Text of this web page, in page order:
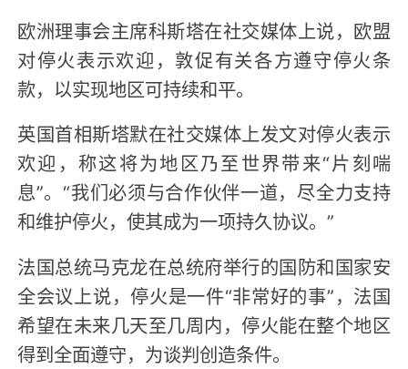
欧洲理事会主席科斯塔在社交媒体上说，欧盟
对停火表示欢迎，敦促有关各方遵守停火条
款，以实现地区可持续和平。
英国首相斯塔默在社交媒体上发文对停火表示
欢迎，称这将为地区乃至世界带来“片刻喘
息”。“我们必须与合作伙伴一道，尽全力支持
和维护停火，使其成为一项持久协议。”
法国总统马克龙在总统府举行的国防和国家安
全会议上说，停火是一件“非常好的事”，法国
希望在未来几天至几周内，停火能在整个地区
得到全面遵守，为谈判创造条件。